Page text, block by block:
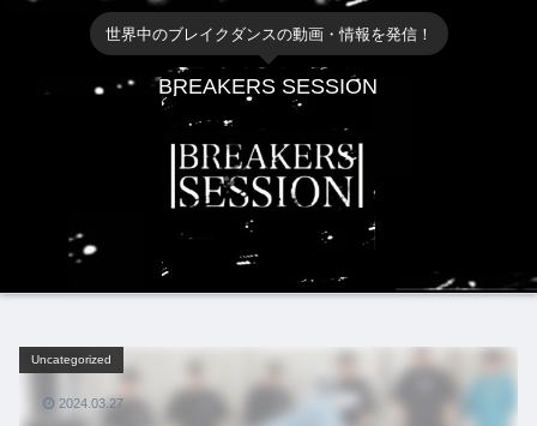
世界中のブレイクダンスの動画・情報を発信！
BREAKERS SESSION
Uncategorized
2024.03.27